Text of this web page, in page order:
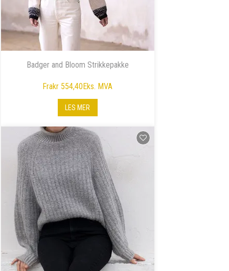
Badger and Bloom Strikkepakke
Frakr 554,40Eks. MVA
LES MER